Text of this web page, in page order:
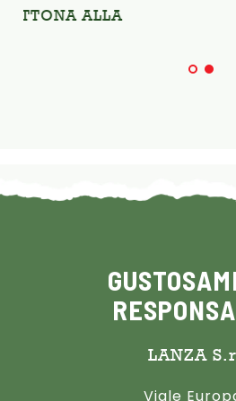
LANZA
Viale